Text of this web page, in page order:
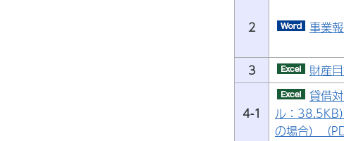
2 事業
3
財産
4-1
貸借
ル：38.5KB）
の場合）（